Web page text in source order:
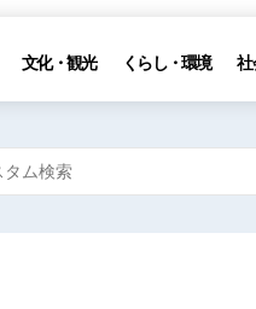
文化・観光 くらし・環境 社